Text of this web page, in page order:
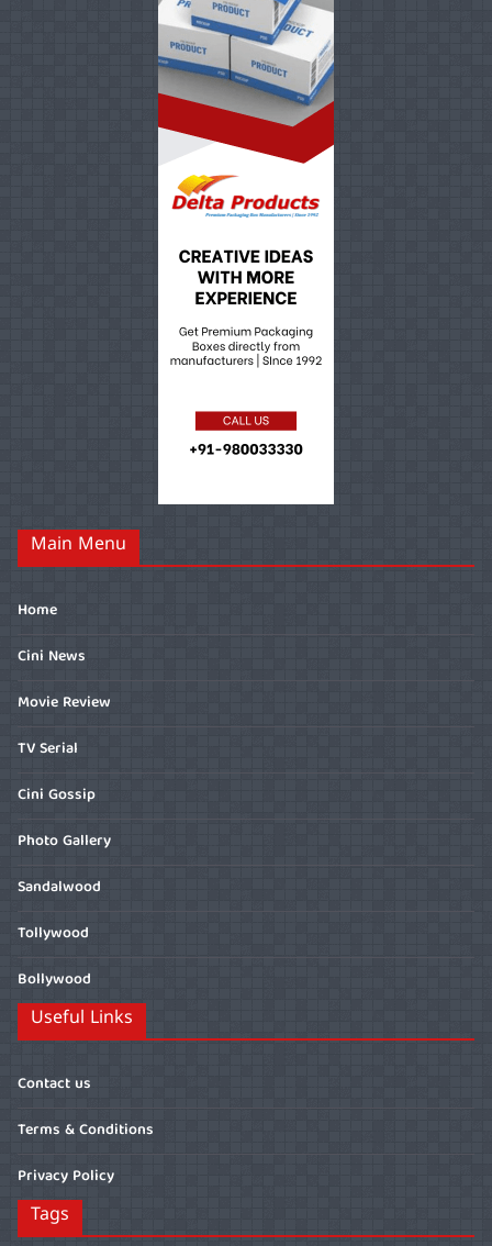
Main Menu
Home
Cini News
Movie Review
TV Serial
Cini Gossip
Photo Gallery
Sandalwood
Tollywood
Bollywood
Useful Links
Contact us
Terms & Conditions
Privacy Policy
Tags